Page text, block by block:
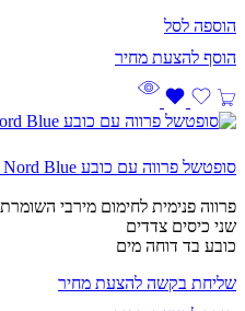
הוספה לסל
סופטשל פרווה עם כובע Rensdyr hat – Nord Blue
פרווה פנימית לחימום מירבי
שני כיסים צדדים
כובע בד דוחה מים
שליחת בקשה להצעת מחיר